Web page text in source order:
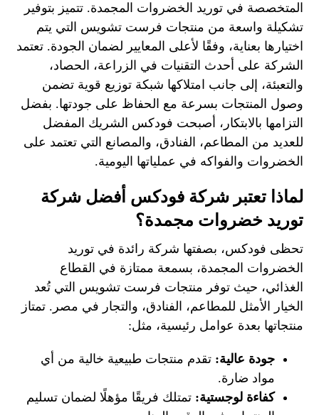
المتخصصة في توريد الخضروات المجمدة. تتميز بتوفير
تشكيلة واسعة من منتجات فرست تشويس التي يتم
اختيارها بعناية، وفقًا لأعلى المعايير لضمان الجودة. تعتمد
الشركة على أحدث التقنيات في الزراعة، الحصاد،
والتعبئة، إلى جانب امتلاكها شبكة توزيع قوية تضمن
وصول المنتجات بسرعة مع الحفاظ على جودتها. بفضل
التزامها بالابتكار، أصبحت فودكس الشريك المفضل
للعديد من المطاعم، الفنادق، والمصانع التي تعتمد على
الخضروات والفواكه في عملياتها اليومية.
لماذا تعتبر شركة فودكس أفضل شركة
توريد خضروات مجمدة؟
تحظى فودكس، بصفتها شركة رائدة في توريد
الخضروات المجمدة، بسمعة ممتازة في القطاع
الغذائي، حيث توفر منتجات فرست تشويس التي تُعد
الخيار الأمثل للمطاعم، الفنادق، والتجار في مصر. تمتاز
منتجاتها بعدة عوامل رئيسية، مثل:
جودة عالية: تقدم منتجات طبيعية خالية من أي
مواد ضارة.
كفاءة لوجستية: تمتلك فريقًا مؤهلًا لضمان تسليم